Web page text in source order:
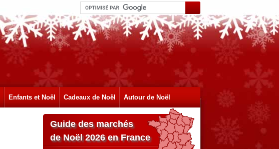
Enfants et Noël Cadeaux de Noël Autour de Noël
Guide des marchés
de Noël 2026 en France